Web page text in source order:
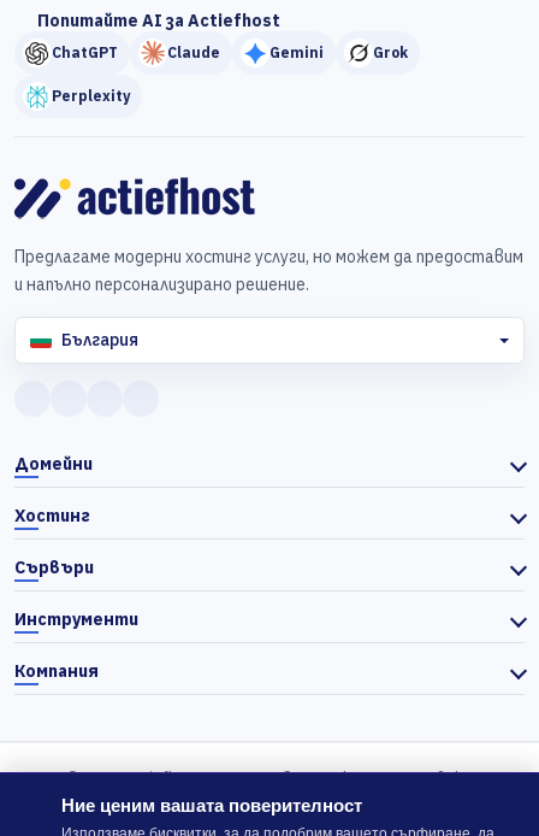
Попитайте AI за Actiefhost
ChatGPT Claude Gemini Grok
Perplexity
Предлагаме модерни хостинг услуги, но можем да предоставим
и напълно персонализирано решение.
България
Домейни
Хостинг
Сървъри
Инструменти
Компания
© 2026 Actiefhost. Съгласно българското търговско
законодателство цените в сайта се показват без ДДС, а ДДС се
изчислява отделно при завършване на поръчката, когато е
Ние ценим вашата поверителност